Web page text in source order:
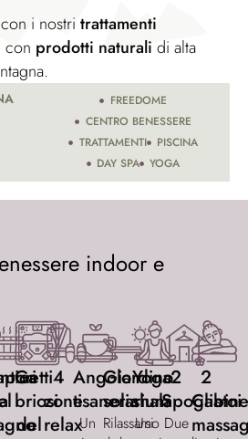
con i nostri trattamenti
con prodotti naturali di alta
FREEDOME
CENTRO BENESSERE
TRATTAMENTI
PISCINA
DAY SPA
YOGA
indoor e
Getti
briosi
del
4
zone
relax
Angolo
tisaneria
Un
Giardino
solarium
Rilassarsi
Yoga
shala
Uno
2
Spogliatoi
Due
2
Cabine